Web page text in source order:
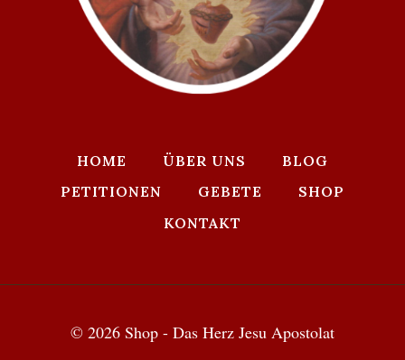
HOME ÜBER UNS
BLOG
PETITIONEN
GEBETE
SHOP
KONTAKT
© 2026 Shop - Das Herz Jesu Apostolat